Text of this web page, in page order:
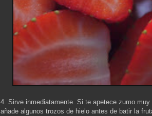
4. Sirve inmediatamente. Si te apetece zumo
añade algunos trozos de hielo antes de batir la